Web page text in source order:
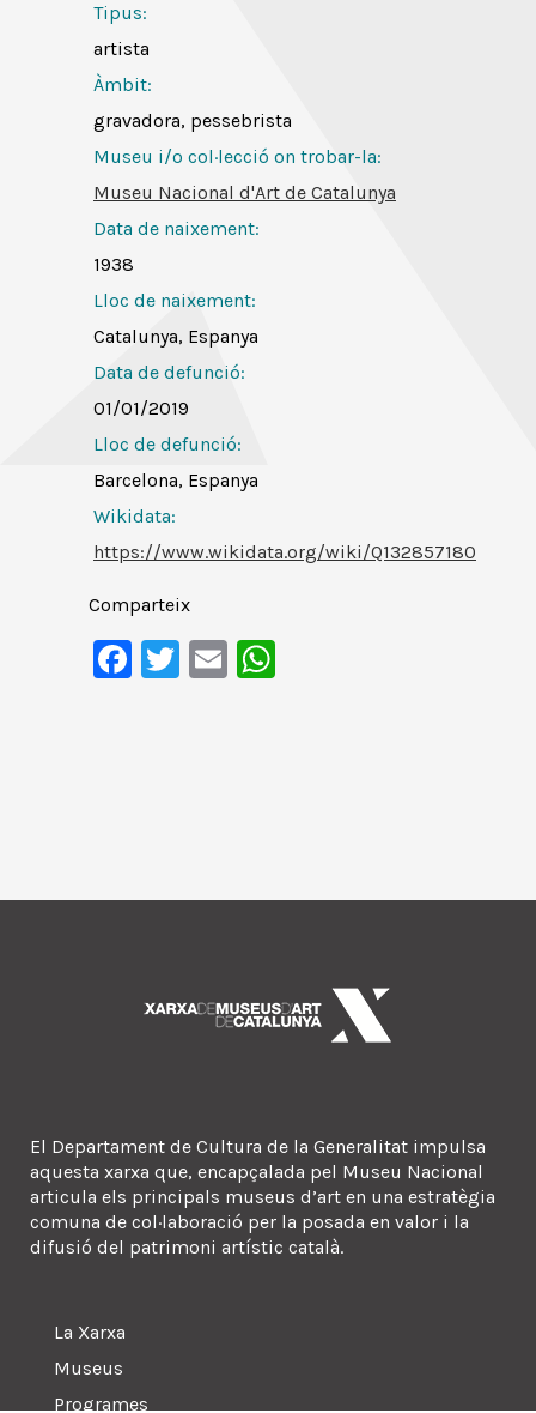
Tipus:
artista
Àmbit:
gravadora, pessebrista
Museu i/o col·lecció on trobar-la:
Museu Nacional d'Art de Catalunya
Data de naixement:
1938
Lloc de naixement:
Catalunya, Espanya
Data de defunció:
01/01/2019
Lloc de defunció:
Barcelona, Espanya
Wikidata:
https://www.wikidata.org/wiki/Q132857180
Comparteix
Facebook
Twitter
Email
El Departament de Cultura de la Generalitat impulsa
aquesta xarxa que, encapçalada pel Museu Nacional
articula els principals museus d’art en una estratègia
comuna de col·laboració per la posada en valor i la
difusió del patrimoni artístic català.
La Xarxa
Museus
Programes